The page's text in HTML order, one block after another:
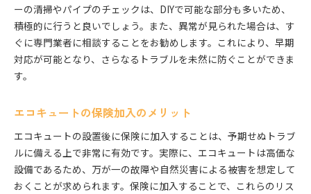
ーの清掃やパイプのチェックは、DIYで可能な部分も多いため、
積極的に行うと良いでしょう。また、異常が見られた場合は、す
ぐに専門業者に相談することをお勧めします。これにより、早期
対応が可能となり、さらなるトラブルを未然に防ぐことができま
す。
エコキュートの保険加入のメリット
エコキュートの設置後に保険に加入することは、予期せぬトラブ
ルに備える上で非常に有効です。実際に、エコキュートは高価な
設備であるため、万が一の故障や自然災害による被害を想定して
おくことが求められます。保険に加入することで、これらのリス